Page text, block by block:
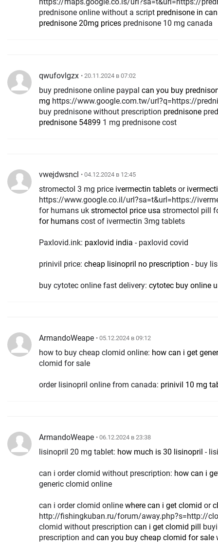
prednisone online without a script prednisone in
prednisone 20mg prices prednisone 10 mg canada
qwufovlgzx • 20.11.2024 в 07:02
buy prednisone online paypal can you buy
mg
buy prednisone without prescription prednisone
prednisone 54899 1 mg prednisone cost
vwejdwsncl • 04.12.2024 в 12:45
stromectol 3 mg price ivermectin tablets or
https://www.google.co.il/url?sa=t&url=https://
for humans uk stromectol price usa stromectol pill
for humans cost of ivermectin 3mg tablets
Paxlovid.ink: paxlovid india - paxlovid covid
prinivil price: cheap lisinopril no prescription - buy
buy cytotec online fast delivery: cytotec buy online
ArmandoWeape • 05.12.2024 в 09:12
how to buy cheap clomid online: how can i get
clomid for sale
order lisinopril online from canada: prinivil 10 mg
ArmandoWeape • 06.12.2024 в 23:38
lisinopril 20 mg tablet: how much is 30 lisinopril -
can i order clomid without prescription: how can i
generic clomid online
can i order clomid online where can i get clomid or
http://fishingkuban.ru/forum/away.php?s=http://
clomid without prescription can i get clomid pill
prescription and can you buy cheap clomid for sale